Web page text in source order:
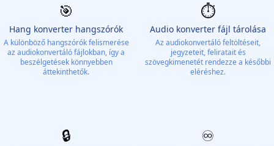
🎯
Hang konverter hangszórók
A különböző hangszórók felismerése
az audiokonvertáló fájlokban, így a
beszélgetések könnyebben
áttekinthetők.
⏱️
Audio konverter fájl tárolása
Az audiokonvertáló feltöltéseit,
jegyzeteit, feliratait és
szövegkimenetét rendezze a későbbi
eléréshez.
🔒 ♾️